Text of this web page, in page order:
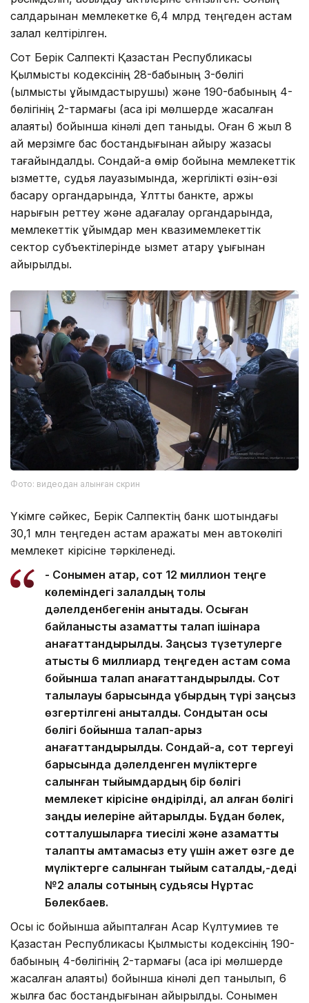
салдарынан мемлекетке 6,4 млрд теңгеден астам
залал келтірілген.
Сот Берік Салпекті Қазақстан Республикасы
Қылмыстық кодексінің 28-бабының 3-бөлігі
(қылмысты ұйымдастырушы) және 190-бабының 4-
бөлігінің 2-тармағы (аса ірі мөлшерде жасалған
алаяқтық) бойынша кінәлі деп таныды. Оған 6 жыл 8
ай мерзімге бас бостандығынан айыру жазасы
тағайындалды. Сондай-ақ өмір бойына мемлекеттік
қызметте, судья лауазымында, жергілікті өзін-өзі
басқару органдарында, Ұлттық банкте, қаржы
нарығын реттеу және қадағалау органдарында,
мемлекеттік ұйымдар мен квазимемлекеттік
сектор субъектілерінде қызмет атқару құқығынан
айырылды.
Фото: видеодан алынған скрин
Үкімге сәйкес, Берік Салпектің банк шотындағы
30,1 млн теңгеден астам қаражаты мен автокөлігі
мемлекет кірісіне тәркіленеді.
- Сонымен қатар, сот 12 миллион теңге
көлеміндегі залалдың толық
дәлелденбегенін анықтады. Осыған
байланысты азаматтық талап ішінара
қанағаттандырылды. Заңсыз түзетулерге
қатысты 6 миллиард теңгеден астам сома
бойынша талап қанағаттандырылды. Сот
талқылауы барысында құбырдың түрі заңсыз
өзгертілгені анықталды. Сондықтан осы
бөлігі бойынша талап-арыз
қанағаттандырылды. Сондай-ақ, сот тергеуі
барысында дәлелденген мүліктерге
салынған тыйымдардың бір бөлігі
мемлекет кірісіне өндірілді, ал қалған бөлігі
заңды иелеріне қайтарылды. Бұдан бөлек,
сотталушыларға тиесілі және азаматтық
талапты қамтамасыз ету үшін қажет өзге де
мүліктерге салынған тыйым сақталды,-деді
№2 қалалық сотының судьясы Нұртас
Бөлекбаев.
Осы іс бойынша айыпталған Асқар Күлтумиев те
Қазақстан Республикасы Қылмыстық кодексінің 190-
бабының 4-бөлігінің 2-тармағы (аса ірі мөлшерде
жасалған алаяқтық) бойынша кінәлі деп танылып, 6
жылға бас бостандығынан айырылды. Сонымен